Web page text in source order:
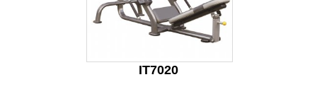
IT7020